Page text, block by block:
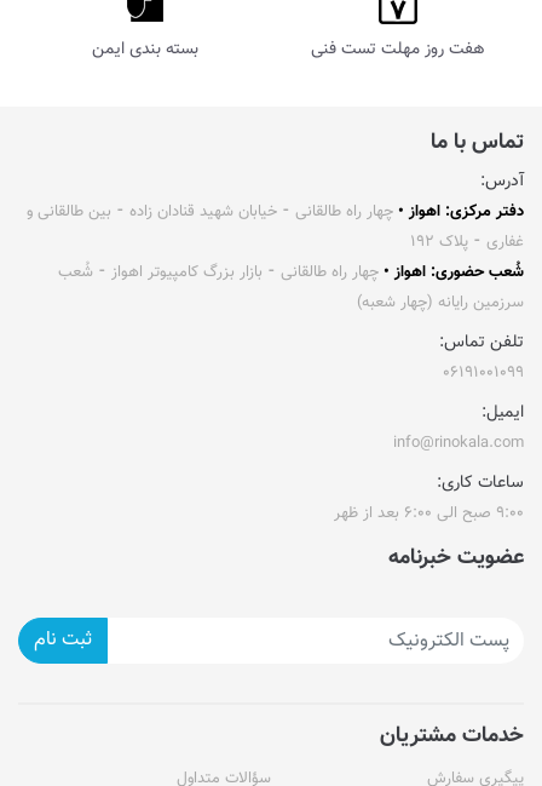
هفت روز مهلت تست فنی بسته بندی ایمن
تماس با ما
آدرس:
دفتر مرکزی: اهواز • چهار راه طالقانی ⁃ خیابان شهید قنادان زاده ⁃ بین طالقانی و
غفاری ⁃ پلاک ۱۹۲
شُعب حضوری: اهواز • چهار راه طالقانی ⁃ بازار بزرگ کامپیوتر اهواز ⁃ شُعب
سرزمین رایانه (چهار شعبه)
تلفن تماس:
۰۶۱۹۱۰۰۱۰۹۹
ایمیل:
info@rinokala.com
ساعات کاری:
۹:۰۰ صبح الی ۶:۰۰ بعد از ظهر
عضویت خبرنامه
ثبت نام
خدمات مشتریان
پیگیری سفارش سؤالات متداول